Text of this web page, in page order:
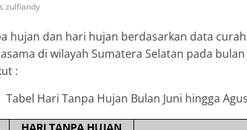
zulfiandy
hujan dan hari hujan berdasarkan data
di wilayah Sumatera Selatan pada
:
Tabel Hari Tanpa Hujan Bulan Juni hingga